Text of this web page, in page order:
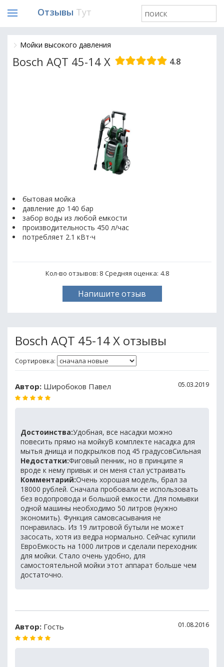
Отзывы Тут
Мойки высокого давления
Bosch AQT 45-14 X 4.8
бытовая мойка
давление до 140 бар
забор воды из любой емкости
производительность 450 л/час
потребляет 2.1 кВт⋅ч
Кол-во отзывов: 8 Средняя оценка: 4.8
Напишите отзыв
Bosch AQT 45-14 X отзывы
Сортировка:
Автор: Широбоков Павел 05.03.2019
Достоинства:Удобная, все насадки можно
повесить прямо на мойкуВ комплекте насадка для
мытья днища и подкрылков под 45 градусовСильная
Недостатки:Фиговый пенник, но в принципе я
вроде к нему привык и он меня стал устраивать
Комментарий:Очень хорошая модель, брал за
18000 рублей. Сначала пробовали ее использовать
без водопровода и большой емкости. Для помывки
одной машины необходимо 50 литров (нужно
экономить). Функция самовсасывания не
понравилась. Из 19 литровой бутыли не может
засосать, хотя из ведра нормально. Сейчас купили
ЕвроЕмкость на 1000 литров и сделали переходник
для мойки. Стало очень удобно, для
самостоятельной мойки этот аппарат больше чем
достаточно.
Автор: Гость 01.08.2016